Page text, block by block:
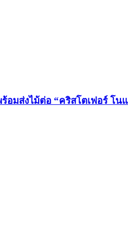
อมส่งไม้ต่อ “คริสโตเฟอร์ โ